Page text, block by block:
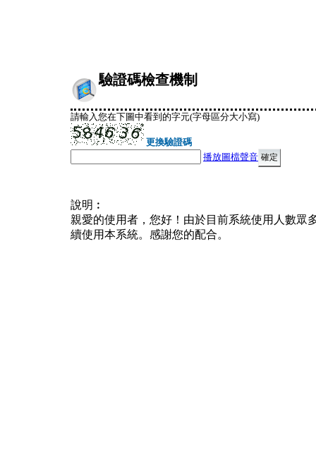
驗證碼檢查機制
請輸入您在下圖中看到的字元(字母區分大小寫)
更換驗證碼
播放圖檔聲音
說明︰
親愛的使用者，您好！由於目前系統使用人數眾
續使用本系統。感謝您的配合。